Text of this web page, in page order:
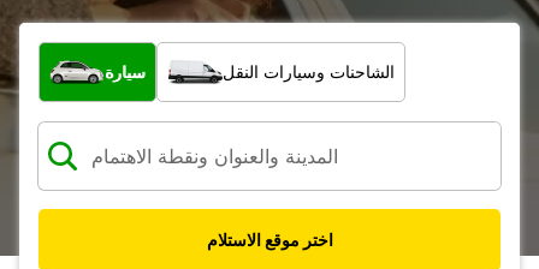
ما نوع المركبة؟
سيارة الشاحنات وسيارات النقل
اختر موقع الاستلام